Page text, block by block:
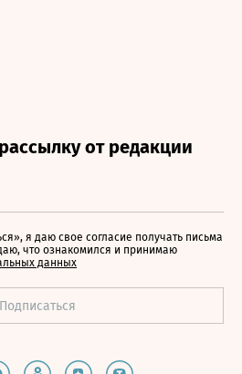
я даю свое согласие получать письма
что ознакомился и принимаю
данных